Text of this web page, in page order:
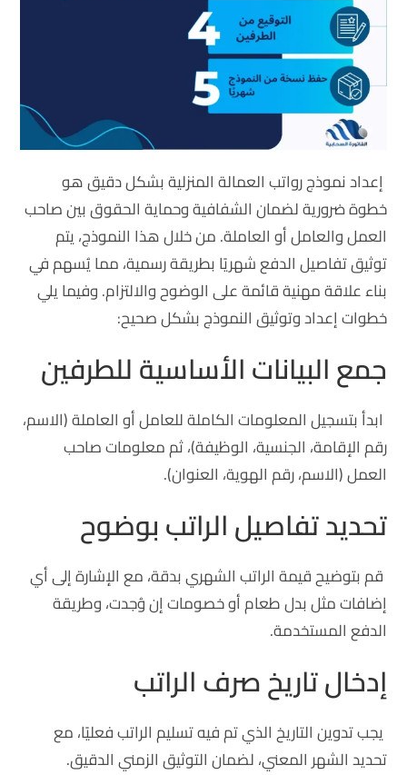
إعداد نموذج رواتب العمالة المنزلية بشكل دقيق هو
خطوة ضرورية لضمان الشفافية وحماية الحقوق بين صاحب
العمل والعامل أو العاملة. من خلال هذا النموذج، يتم
توثيق تفاصيل الدفع شهريًا بطريقة رسمية، مما يُسهم في
بناء علاقة مهنية قائمة على الوضوح والالتزام. وفيما يلي
خطوات إعداد وتوثيق النموذج بشكل صحيح:
جمع البيانات الأساسية للطرفين
ابدأ بتسجيل المعلومات الكاملة للعامل أو العاملة (الاسم،
رقم الإقامة، الجنسية، الوظيفة)، ثم معلومات صاحب
العمل (الاسم، رقم الهوية، العنوان).
تحديد تفاصيل الراتب بوضوح
قم بتوضيح قيمة الراتب الشهري بدقة، مع الإشارة إلى أي
إضافات مثل بدل طعام أو خصومات إن وُجدت، وطريقة
الدفع المستخدمة.
إدخال تاريخ صرف الراتب
يجب تدوين التاريخ الذي تم فيه تسليم الراتب فعليًا، مع
تحديد الشهر المعني، لضمان التوثيق الزمني الدقيق.